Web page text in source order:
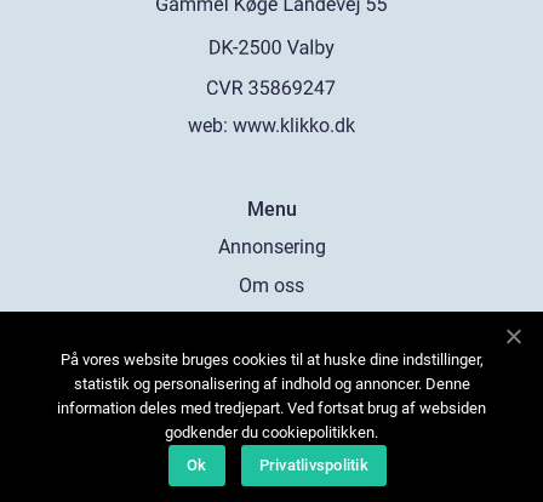
web: www.klikko.dk
Menu
Annonsering
Om oss
Kontakta oss
Sitemap
På vores website bruges cookies til at huske dine indstillinger,
statistik og personalisering af indhold og annoncer. Denne
information deles med tredjepart. Ved fortsat brug af websiden
godkender du cookiepolitikken.
Ok
Privatlivspolitik